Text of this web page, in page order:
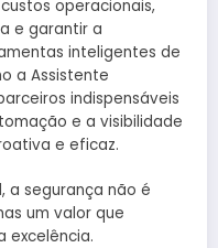
operacionais,
e garantir a
inteligentes de
a Assistente
indispensáveis
e a visibilidade
e eficaz.
a segurança não é
um valor que
excelência.